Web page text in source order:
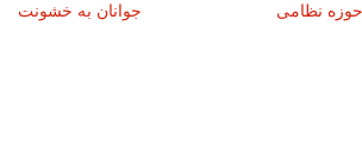
جوانان به خشونت
نظامی